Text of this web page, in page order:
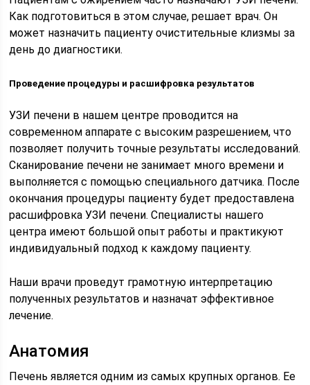
Как подготовиться в этом случае, решает врач. Он
может назначить пациенту очистительные клизмы за
день до диагностики.
Проведение процедуры и расшифровка результатов
УЗИ печени в нашем центре проводится на
современном аппарате с высоким разрешением, что
позволяет получить точные результаты исследований.
Сканирование печени не занимает много времени и
выполняется с помощью специального датчика. После
окончания процедуры пациенту будет предоставлена
расшифровка УЗИ печени. Специалисты нашего
центра имеют большой опыт работы и практикуют
индивидуальный подход к каждому пациенту.
Наши врачи проведут грамотную интерпретацию
полученных результатов и назначат эффективное
лечение.
Анатомия
Печень является одним из самых крупных органов. Ее